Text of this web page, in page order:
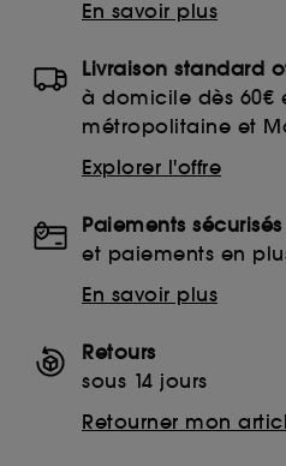
En savoir plus
Livraison standard
à domicile dès 60€
métropolitaine et
Explorer l'offre
Paiements sécurisés
et paiements en
En savoir plus
Retours
sous 14 jours
Retourner mon